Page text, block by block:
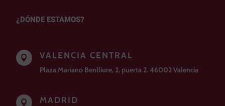
¿DÓNDE ESTAMOS?
 VALENCIA CENTRAL
Plaza Mariano Benlliure, 2, puerta 2. 46002 Valencia
 MADRID